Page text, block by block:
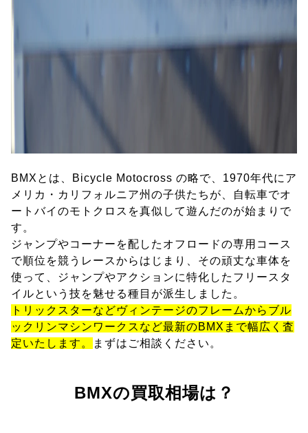
BMXとは、Bicycle Motocross の略で、1970年代にア
メリカ・カリフォルニア州の子供たちが、自転車でオ
ートバイのモトクロスを真似して遊んだのが始まりで
す。
ジャンプやコーナーを配したオフロードの専用コース
で順位を競うレースからはじまり、その頑丈な車体を
使って、ジャンプやアクションに特化したフリースタ
イルという技を魅せる種目が派生しました。
トリックスターなどヴィンテージのフレームからブル
ックリンマシンワークスなど最新のBMXまで幅広く査
定いたします。
まずはご相談ください。
BMXの買取相場は？